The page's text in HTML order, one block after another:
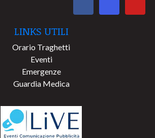
LINKS UTILI
Orario Traghetti
Eventi
Emergenze
Guardia Medica